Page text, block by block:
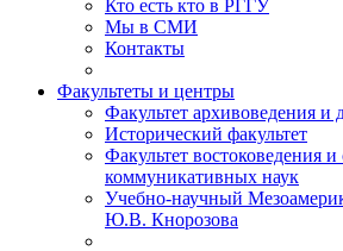
Кто есть кто в РГГУ
Мы в СМИ
Контакты
Факультеты и центры
Факультет архивоведения и
Исторический факультет
Факультет востоковедения
коммуникативных наук
Учебно-научный
Ю.В. Кнорозова